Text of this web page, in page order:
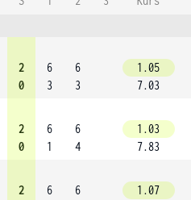
2
0
6
3
6
3
1.05
7.03
2
0
6
1
6
4
1.03
7.83
2
6
6
1.07